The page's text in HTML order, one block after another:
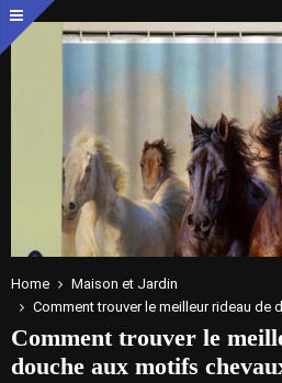
Home
Maison et Jardin
Comment trouver le meilleur rideau de
Comment trouver le
douche aux motifs